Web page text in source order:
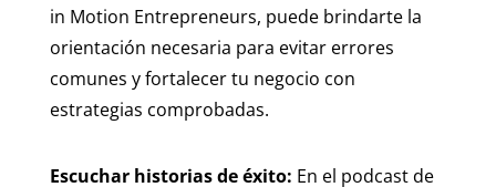
in Motion Entrepreneurs, puede brindarte la
orientación necesaria para evitar errores
comunes y fortalecer tu negocio con
estrategias comprobadas.
Escuchar historias de éxito: En el podcast de